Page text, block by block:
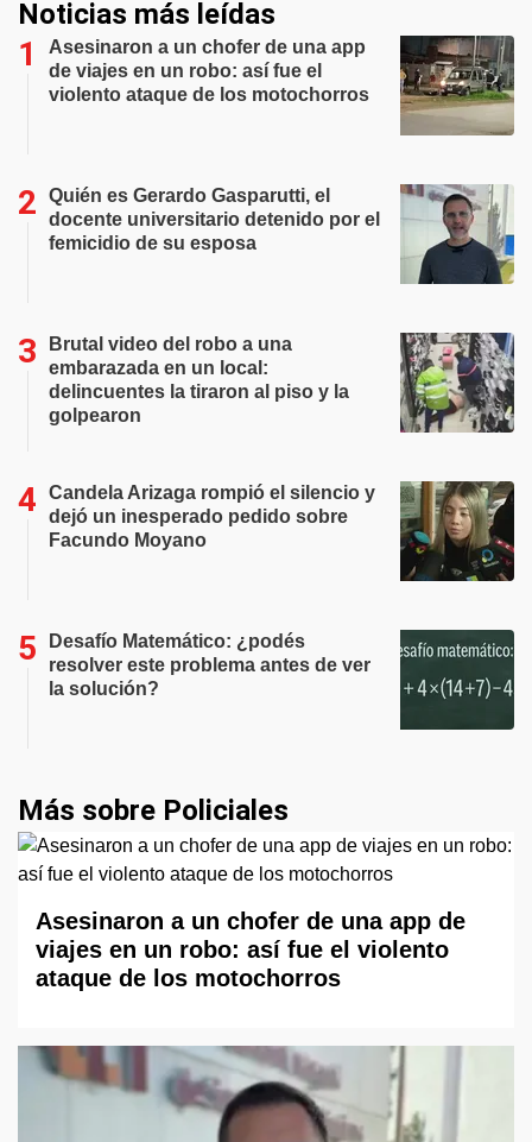
Noticias más leídas
Asesinaron a un chofer de una app
de viajes en un robo: así fue el
violento ataque de los motochorros
Quién es Gerardo Gasparutti, el
docente universitario detenido por el
femicidio de su esposa
Brutal video del robo a una
embarazada en un local:
delincuentes la tiraron al piso y la
golpearon
Candela Arizaga rompió el silencio y
dejó un inesperado pedido sobre
Facundo Moyano
Desafío Matemático: ¿podés
resolver este problema antes de ver
la solución?
Más sobre Policiales
Asesinaron a un chofer de una app de
viajes en un robo: así fue el violento
ataque de los motochorros